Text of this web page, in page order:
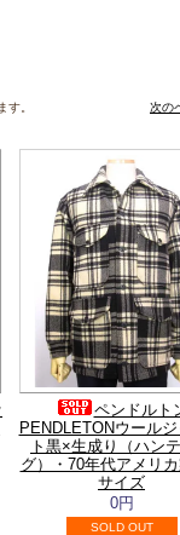
。 次の
ペンドルト
PENDLETONウールジ
ト黒×生成り（ハン
グ）・70年代アメリ
サイズ
0円
SOLD OUT